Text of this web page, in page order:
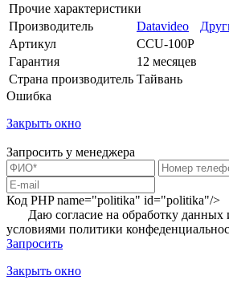
Прочие характеристики
Производитель
Datavideo
Артикул
CCU-100P
Гарантия
12 месяцев
Страна производитель Тайвань
Ошибка
Закрыть окно
Запросить у менеджера
Код PHPname="politika" id="politika"/>
Даю согласие на обработку данных
условиями политики
Запросить
Закрыть окно